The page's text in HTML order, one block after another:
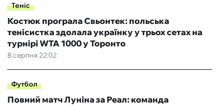
Теніс
8 серпня 22:02
Костюк програла Свьонтек: польська
тенісистка здолала українку у трьох сетах на
турнірі WTA 1000 у Торонто
Футбол
Повний матч Луніна за Реал: команда